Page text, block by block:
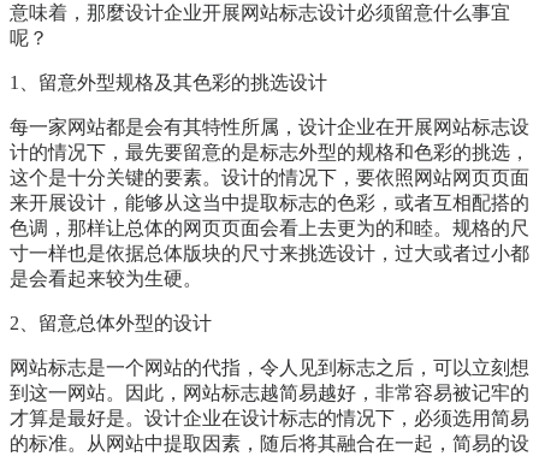
意味着，那麼设计企业开展网站标志设计必须留意什么事宜
呢？
1、留意外型规格及其色彩的挑选设计
每一家网站都是会有其特性所属，设计企业在开展网站标志设
计的情况下，最先要留意的是标志外型的规格和色彩的挑选，
这个是十分关键的要素。设计的情况下，要依照网站网页页面
来开展设计，能够从这当中提取标志的色彩，或者互相配搭的
色调，那样让总体的网页页面会看上去更为的和睦。规格的尺
寸一样也是依据总体版块的尺寸来挑选设计，过大或者过小都
是会看起来较为生硬。
2、留意总体外型的设计
网站标志是一个网站的代指，令人见到标志之后，可以立刻想
到这一网站。因此，网站标志越简易越好，非常容易被记牢的
才算是最好是。设计企业在设计标志的情况下，必须选用简易
的标准。从网站中提取因素，随后将其融合在一起，简易的设